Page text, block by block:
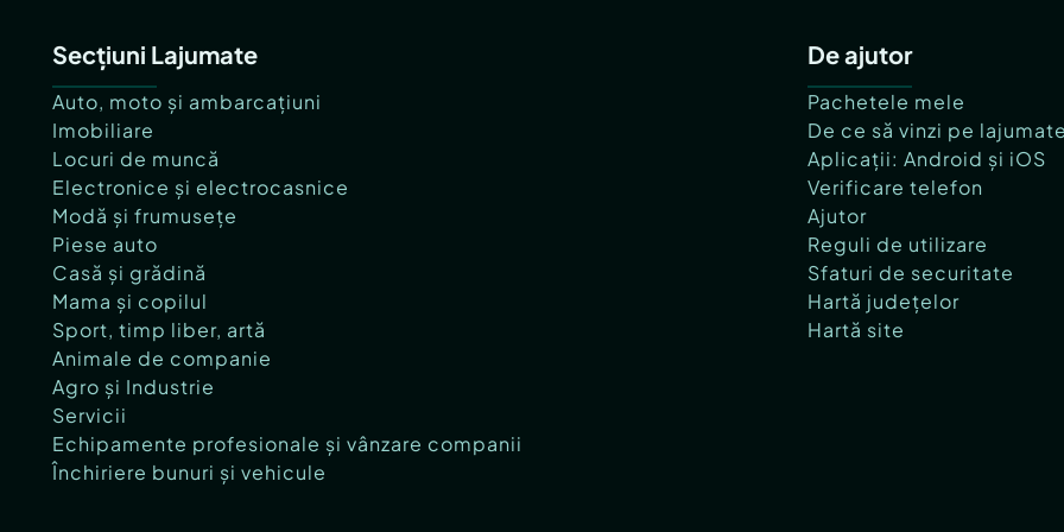
Secțiuni Lajumate
Auto, moto și ambarcațiuni
Imobiliare
Locuri de muncă
Electronice și electrocasnice
Modă și frumusețe
Piese auto
Casă și grădină
Mama și copilul
Sport, timp liber, artă
Animale de companie
Agro și Industrie
Servicii
Echipamente profesionale și vânzare companii
Închiriere bunuri și vehicule
De ajutor
Pachetele mele
De ce să vinzi pe
Aplicații: Android și iOS
Verificare telefon
Ajutor
Reguli de utilizare
Sfaturi de securitate
Hartă județelor
Hartă site